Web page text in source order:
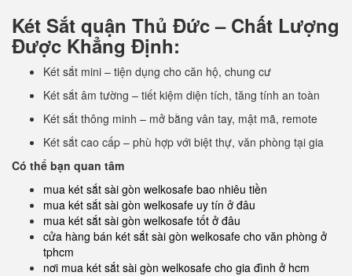
Két Sắt quận Thủ Đức – Chất Lượng
Được Khẳng Định:
Két sắt mini – tiện dụng cho căn hộ, chung cư
Két sắt âm tường – tiết kiệm diện tích, tăng tính an toàn
Két sắt thông minh – mở bằng vân tay, mật mã, remote
Két sắt cao cấp – phù hợp với biệt thự, văn phòng tại gia
Có thể bạn quan tâm
mua két sắt sài gòn welkosafe bao nhiêu tiền
mua két sắt sài gòn welkosafe uy tín ở đâu
mua két sắt sài gòn welkosafe tốt ở đâu
cửa hàng bán két sắt sài gòn welkosafe cho văn phòng ở
tphcm
nơi mua két sắt sài gòn welkosafe cho gia đình ở hcm